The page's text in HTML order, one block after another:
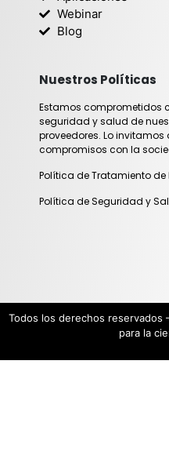
a
m
n
Webinar
Blog
Nuestros Políticas
Estamos comprometidos
seguridad y salud de
proveedores. Lo
compromisos con la
Política de Tratamiento de
Política de Seguridad y
Todos los derechos reservados
para la